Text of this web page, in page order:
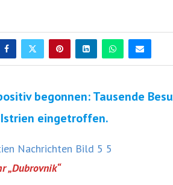
begonnen: Tausende
eingetroffen.
„Dubrovnik“